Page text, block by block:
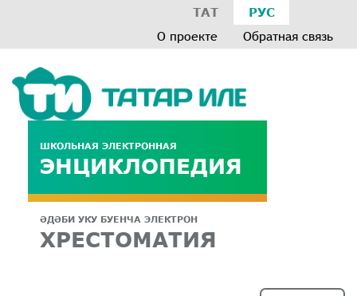
ТАТ РУС
О проекте Обратная связь
ШКОЛЬНАЯ ЭЛЕКТРОННАЯ
ЭНЦИКЛОПЕДИЯ
ӘДӘБИ УКУ БУЕНЧА ЭЛЕКТРОН
ХРЕСТОМАТИЯ